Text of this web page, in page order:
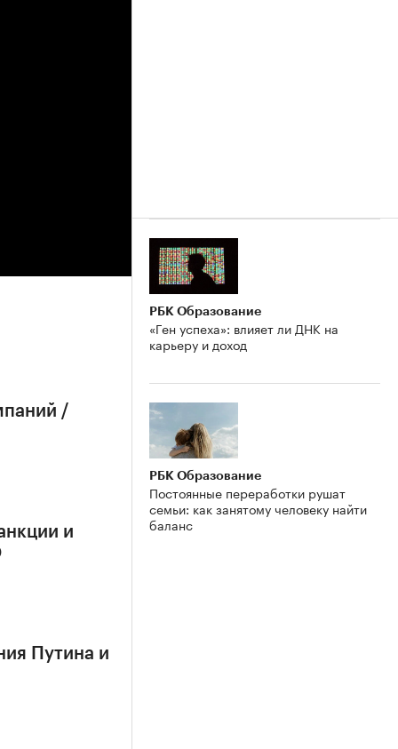
/
и
Путина и
РБК Образование
«Ген успеха»: влияет ли ДНК на
карьеру и доход
РБК Образование
Постоянные переработки рушат
семьи: как занятому человеку найти
баланс